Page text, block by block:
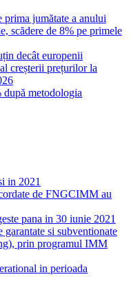
jumătate a anului
scădere de 8% pe primele
decât europenii
creșterii prețurilor la
după metodologia
in 2021
de FNGCIMM au
pana in 30 iunie 2021
si subventionate
prin programul IMM
in perioada